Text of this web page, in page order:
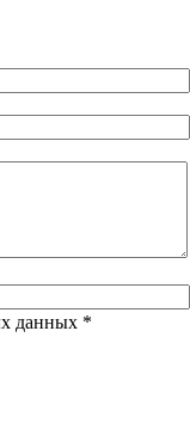
данных *